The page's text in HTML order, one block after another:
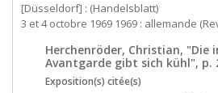
[Düsseldorf] : (Handelsblatt)
3 et 4 octobre 1969 1969 : allemande
Herchenröder, Christian,
Avantgarde gibt sich kühl", p.
Exposition(s) citée(s)